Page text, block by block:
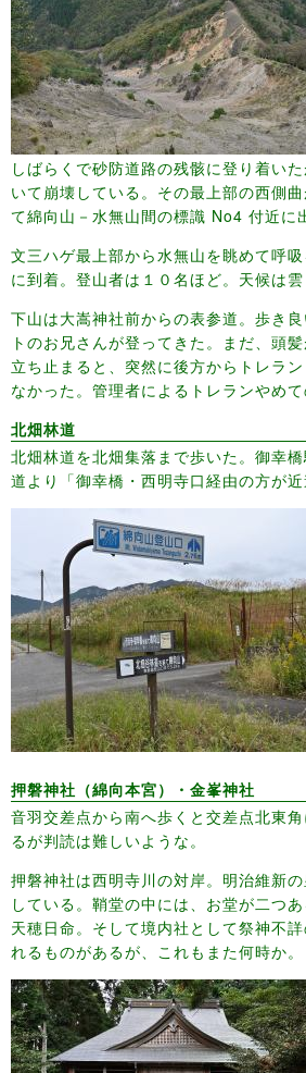
しばらくで砂防道路の残骸に登り着い
いて崩壊している。その最上部の西側
て綿向山－水無山間の標識 No4 付近に
文三ハゲ最上部から水無山を眺めて呼
に到着。登山者は１０名ほど。天候は雲
下山は大嵩神社前からの表参道。歩き
トのお兄さんが登ってきた。まだ、頭
立ち止まると、突然に後方からトレラ
なかった。管理者によるトレランやめ
北畑林道
北畑林道を北畑集落まで歩いた。御幸
道より「御幸橋・西明寺口経由の方が
押磐神社（綿向本宮）・金峯神社
音羽交差点から南へ歩くと交差点北東
るが判読は難しいような。
押磐神社は西明寺川の対岸。明治維新の
している。鞘堂の中には、お堂が二つあ
天穂日命。そして境内社として祭神不
れるものがあるが、これもまた何時か。